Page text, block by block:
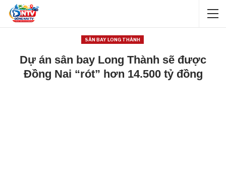
SÂN BAY LONG THÀNH
Dự án sân bay Long Thành sẽ được
Đồng Nai “rót” hơn 14.500 tỷ đồng